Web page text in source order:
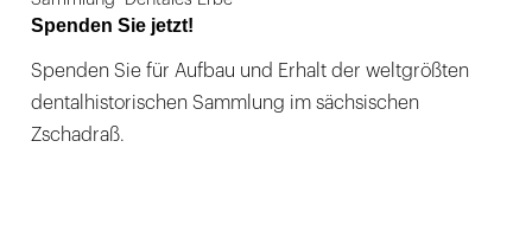
Spenden Sie jetzt!
Spenden Sie für Aufbau und Erhalt der weltgrößten
dentalhistorischen Sammlung im sächsischen
Zschadraß.